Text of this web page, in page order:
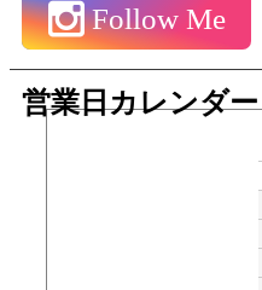
Follow Me
営業日カレンダー